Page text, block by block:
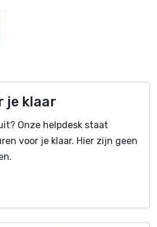
je klaar
Onze helpdesk staat
voor je klaar. Hier zijn geen